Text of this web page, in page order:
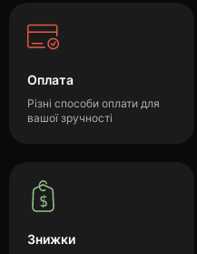
Оплата
Різні способи оплати для
вашої зручності
Знижки